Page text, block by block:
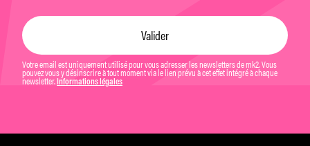
Votre email est uniquement utilisé pour vous adresser les newsletters de mk2. Vous
pouvez vous y désinscrire à tout moment via le lien prévu à cet effet intégré à chaque
newsletter. Informations légales